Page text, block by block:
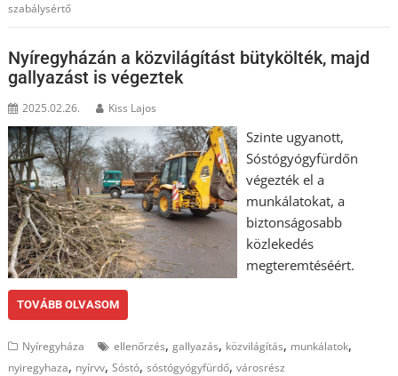
szabálysértő
Nyíregyházán a közvilágítást bütykölték, majd
gallyazást is végeztek
2025.02.26. Kiss Lajos
Szinte ugyanott,
Sóstógyógyfürdőn
végezték el a
munkálatokat, a
biztonságosabb
közlekedés
megteremtéséért.
TOVÁBB OLVASOM
Nyíregyháza ellenőrzés,gallyazás, közvilágítás, munkálatok,
nyiregyhaza, nyírvv,Sóstó,sóstógyógyfürdő,városrész